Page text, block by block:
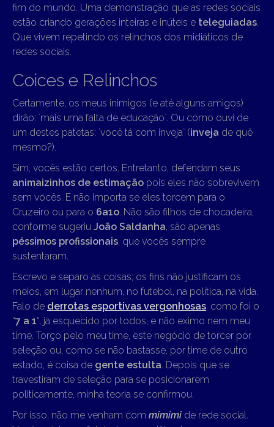
fim do mundo. Uma demonstração que as redes sociais
estão criando gerações inteiras e inúteis e teleguiadas.
Que vivem repetindo os relinchos dos midiáticos de
redes sociais.
Coices e Relinchos
Certamente, os meus inimigos (e até alguns amigos)
dirão: ´mais uma falta de educação`. Ou como ouvi de
um destes patetas: ´você tá com inveja` (inveja de quê
mesmo?).
Sim, vocês estão certos. Entretanto, defendam seus
animaizinhos de estimação pois eles não sobrevivem
sem vocês. E não importa se eles torcem para o
Cruzeiro ou para o 6a1o. Não são filhos de chocadeira,
conforme sugeriu João Saldanha, são apenas
péssimos profissionais, que vocês sempre
sustentaram.
Escrevo e separo as coisas; os fins não justificam os
meios, em lugar nenhum, no futebol, na política, na vida.
Falo de derrotas esportivas vergonhosas, como foi o
“7 a 1“, já esquecido por todos, e não eximo nem meu
time. Torço pelo meu time, este negócio de torcer por
seleção ou, como se não bastasse, por time de outro
estado, é coisa de gente estulta. Depois que se
travestiram de seleção para se posicionarem
politicamente, minha teoria se confirmou.
Por isso, não me venham com mimimi de rede social.